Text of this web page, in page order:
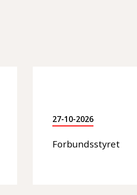
27-10-2026
Forbundsstyret